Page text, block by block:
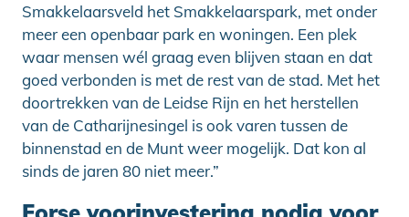
Smakkelaarsveld het Smakkelaarspark, met onder
meer een openbaar park en woningen. Een plek
waar mensen wél graag even blijven staan en dat
goed verbonden is met de rest van de stad. Met het
doortrekken van de Leidse Rijn en het herstellen
van de Catharijnesingel is ook varen tussen de
binnenstad en de Munt weer mogelijk. Dat kon al
sinds de jaren 80 niet meer.”